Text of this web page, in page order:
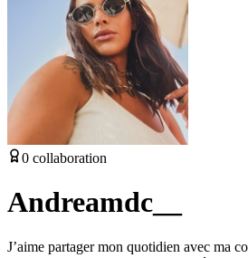
0 collaboration
Andreamdc__
J’aime partager mon quotidien avec ma